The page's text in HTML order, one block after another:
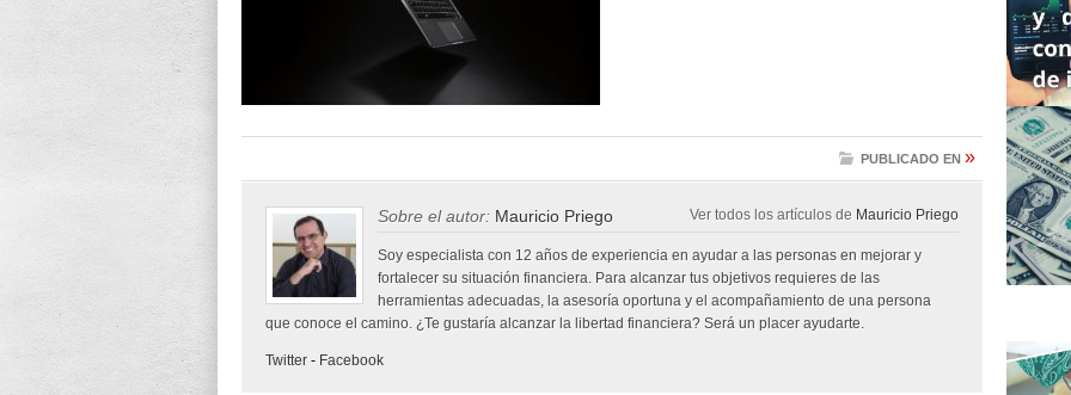
PUBLICADO EN »
Sobre el autor: Mauricio Priego Ver todos los artículos de Mauricio Priego
Soy especialista con 12 años de experiencia en ayudar a las personas en mejorar y
fortalecer su situación financiera. Para alcanzar tus objetivos requieres de las
herramientas adecuadas, la asesoría oportuna y el acompañamiento de una persona
que conoce el camino. ¿Te gustaría alcanzar la libertad financiera? Será un placer ayudarte.
Twitter - Facebook